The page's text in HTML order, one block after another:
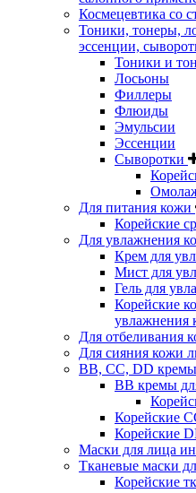
Космецевтика со
Тоники, тонеры,
эссенции,
Тоники и
Лосьоны
Филлеры
Флюиды
Эмульсии
Эссенции
Сыворотки
Для питания кожи
Корейские
Для увлажнения
Крем для
Мист для
Гель для
Корейские
увлажнения
Для отбеливания
Для сияния кожи
BB, CC, DD
BB кремы
Корейские
Корейские
Маски для лица
Тканевые маски
Корейские